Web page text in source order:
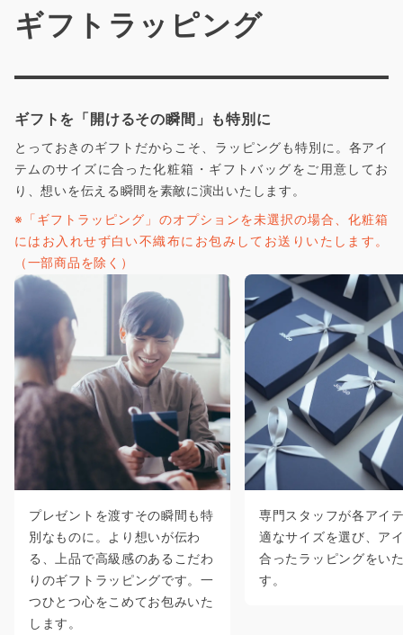
ギフトラッピング
ギフトを「開けるその瞬間」も特別に
とっておきのギフトだからこそ、ラッピングも特別に。各アイ
テムのサイズに合った化粧箱・ギフトバッグをご用意してお
り、想いを伝える瞬間を素敵に演出いたします。
※「ギフトラッピング」のオプションを未選択の場合、化粧箱
にはお入れせず白い不織布にお包みしてお送りいたします。
（一部商品を除く）
プレゼントを渡すその瞬間も特
別なものに。より想いが伝わ
る、上品で高級感のあるこだわ
りのギフトラッピングです。一
つひとつ心をこめてお包みいた
します。
専門スタッフが各アイ
適なサイズを選び、ア
合ったラッピングをい
す。